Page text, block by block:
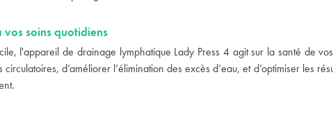
soins quotidiens
l'appareil de drainage lymphatique Lady Press 4 agit sur la santé de
d’améliorer l’élimination des excès d’eau, et d’optimiser les